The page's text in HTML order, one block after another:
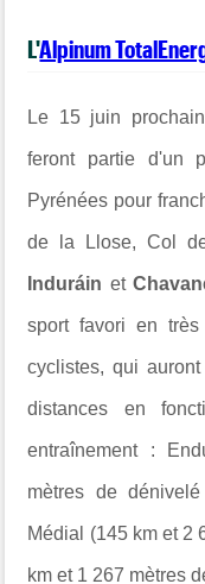
L'Alpinum
Le 15 juin
feront partie d'un
Pyrénées pour
de la Llose, Col
Induráin et
sport favori en très
cyclistes, qui
distances en
entraînement :
mètres de
Médial (145 km et 2
km et 1 267 mètres